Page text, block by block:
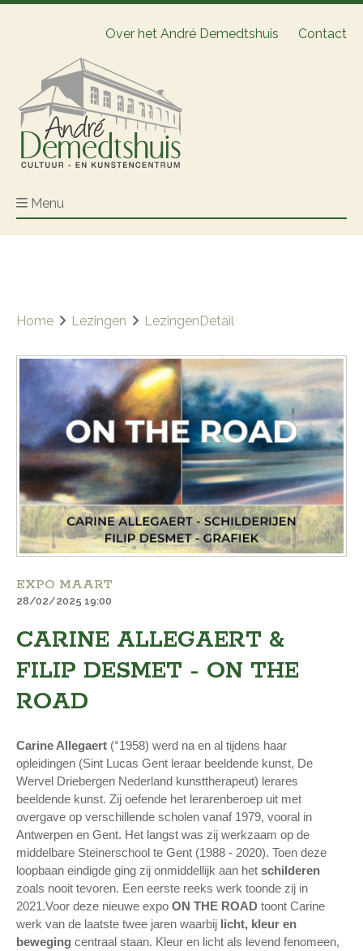
Over het André Demedtshuis Contact
Menu
Home Lezingen LezingenDetail
EXPO MAART
28/02/2025 19:00
CARINE ALLEGAERT &
FILIP DESMET - ON THE
ROAD
Carine Allegaert (°1958) werd na en al tijdens haar
opleidingen (Sint Lucas Gent leraar beeldende kunst, De
Wervel Driebergen Nederland kunsttherapeut) lerares
beeldende kunst. Zij oefende het lerarenberoep uit met
overgave op verschillende scholen vanaf 1979, vooral in
Antwerpen en Gent. Het langst was zij werkzaam op de
middelbare Steinerschool te Gent (1988 - 2020). Toen deze
loopbaan eindigde ging zij onmiddellijk aan het schilderen
zoals nooit tevoren. Een eerste reeks werk toonde zij in
2021.Voor deze nieuwe expo ON THE ROAD toont Carine
werk van de laatste twee jaren waarbij licht, kleur en
beweging centraal staan. Kleur en licht als levend fenomeen,